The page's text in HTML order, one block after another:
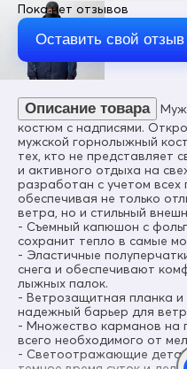
Цвет
Темно-синий
Материал
Мембранные материалы,
Полиэстер, Плащевка,
материалы
Состав
100% Полиэстер
Материал подкладки
Полиэстер/Флис/Omni-heat
Материал подкладки
Omni-heat
Материал подкладки
Флис/Полиэстер
Материал подкладки
Флис/Полиэстер
Коллекция
Осень-зима 2024
Пока нет отзывов
Оставить свой отзыв
Описание товара
костюм с надписями.
мужской горнолыжный
тех, кто не представляет
и активного отдыха на
разработан с учетом
обеспечивая не только
ветра, но и стильный
- Съемный капюшон с
сохранит тепло в самые
- Эластичные
снега и обеспечивают
лыжных палок.
- Ветрозащитная планка
надежный барьер для
- Множество карманов на
всего необходимого от
- Светоотражающие